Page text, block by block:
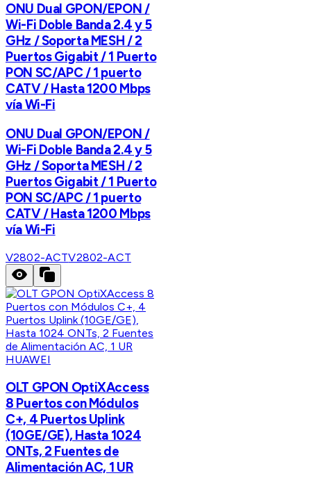
ONU Dual GPON/EPON /
Wi-Fi Doble Banda 2.4 y 5
GHz / Soporta MESH / 2
Puertos Gigabit / 1 Puerto
PON SC/APC / 1 puerto
CATV / Hasta 1200 Mbps
vía Wi-Fi
ONU Dual GPON/EPON /
Wi-Fi Doble Banda 2.4 y 5
GHz / Soporta MESH / 2
Puertos Gigabit / 1 Puerto
PON SC/APC / 1 puerto
CATV / Hasta 1200 Mbps
vía Wi-Fi
V2802-ACTV2802-ACT
HUAWEI
OLT GPON OptiXAccess
8 Puertos con Módulos
C+, 4 Puertos Uplink
(10GE/GE), Hasta 1024
ONTs, 2 Fuentes de
Alimentación AC, 1 UR